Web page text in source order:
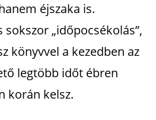
éjszaka is.
sokszor „időpocsékolás”,
könyvvel a kezedben az
legtöbb időt ébren
korán kelsz.